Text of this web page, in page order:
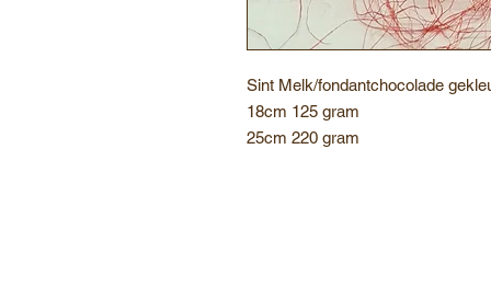
Sint Melk/fondantchocolade
18cm 125 gram
25cm 220 gram